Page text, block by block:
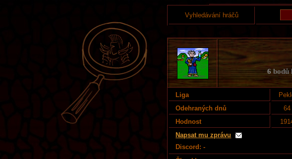
Vyhledávání hráčů
6 bodů
Liga
Odehraných dnů
64
Hodnost
Napsat mu zprávu
Discord: -